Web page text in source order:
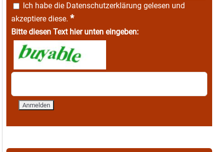
Ich habe die Datenschutzerklärung gelesen und
akzeptiere diese. *
Bitte diesen Text hier unten eingeben: